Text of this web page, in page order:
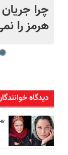
چرا
هرمز را
دیدگاه